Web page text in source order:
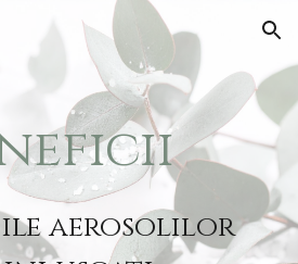
Skip to navigation
aerosolilor